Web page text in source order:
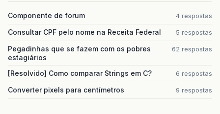
Componente de forum 4 respostas
Consultar CPF pelo nome na Receita Federal 5 respostas
Pegadinhas que se fazem com os pobres
estagiários
62 respostas
[Resolvido] Como comparar Strings em C? 6 respostas
Converter pixels para centímetros 9 respostas